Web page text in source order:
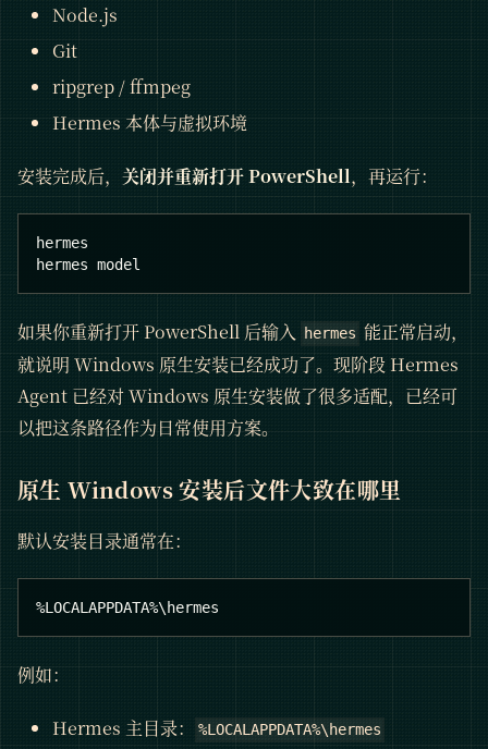
Node.js
Git
ripgrep / ffmpeg
Hermes 本体与虚拟环境
安装完成后， 关闭并重新打开 PowerShell，再运行：
hermes
hermes model
如果你重新打开 PowerShell 后输入 hermes 能正常启动，
就说明 Windows 原生安装已经成功了。现阶段 Hermes
Agent 已经对 Windows 原生安装做了很多适配，已经可
以把这条路径作为日常使用方案。
原生 Windows 安装后文件大致在哪里
默认安装目录通常在：
%LOCALAPPDATA%\hermes
例如：
Hermes 主目录： %LOCALAPPDATA%\hermes